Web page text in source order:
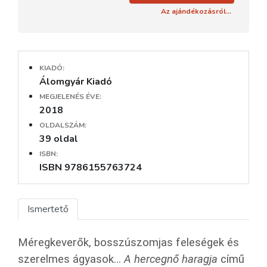
Az ajándékozásról...
KIADÓ:
Álomgyár Kiadó
MEGJELENÉS ÉVE:
2018
OLDALSZÁM:
39 oldal
ISBN:
ISBN 9786155763724
Ismertető
Méregkeverők, bosszúszomjas feleségek és
szerelmes ágyasok…A hercegnő haragja című